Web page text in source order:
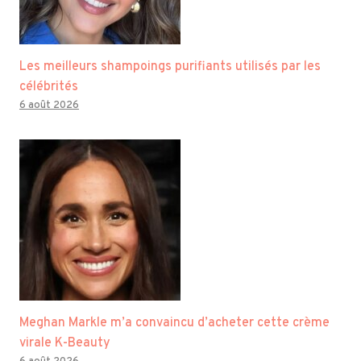
Les meilleurs shampoings purifiants utilisés par les
célébrités
6 août 2026
Meghan Markle m’a convaincu d’acheter cette crème
virale K-Beauty